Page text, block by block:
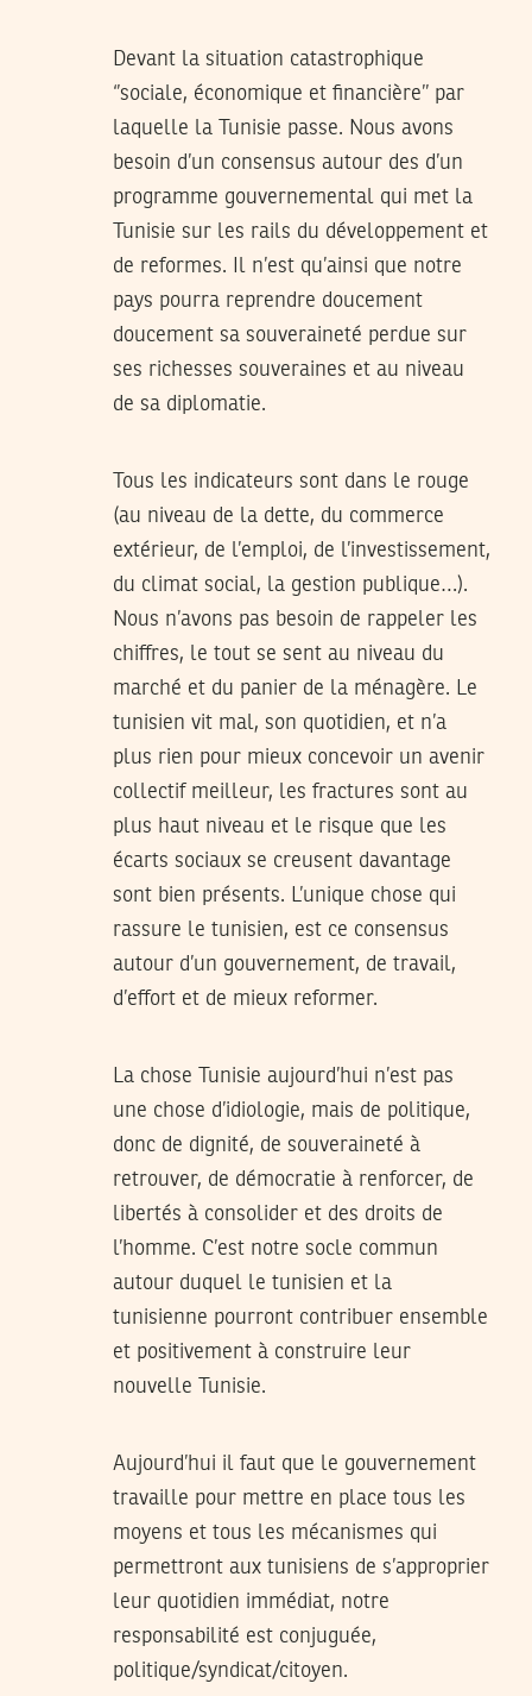
Devant la situation catastrophique
‘’sociale, économique et financière’’ par
laquelle la Tunisie passe. Nous avons
besoin d’un consensus autour des d’un
programme gouvernemental qui met la
Tunisie sur les rails du développement et
de reformes. Il n’est qu’ainsi que notre
pays pourra reprendre doucement
doucement sa souveraineté perdue sur
ses richesses souveraines et au niveau
de sa diplomatie.
Tous les indicateurs sont dans le rouge
(au niveau de la dette, du commerce
extérieur, de l’emploi, de l’investissement,
du climat social, la gestion publique…).
Nous n’avons pas besoin de rappeler les
chiffres, le tout se sent au niveau du
marché et du panier de la ménagère. Le
tunisien vit mal, son quotidien, et n’a
plus rien pour mieux concevoir un avenir
collectif meilleur, les fractures sont au
plus haut niveau et le risque que les
écarts sociaux se creusent davantage
sont bien présents. L’unique chose qui
rassure le tunisien, est ce consensus
autour d’un gouvernement, de travail,
d’effort et de mieux reformer.
La chose Tunisie aujourd’hui n’est pas
une chose d’idiologie, mais de politique,
donc de dignité, de souveraineté à
retrouver, de démocratie à renforcer, de
libertés à consolider et des droits de
l’homme. C’est notre socle commun
autour duquel le tunisien et la
tunisienne pourront contribuer ensemble
et positivement à construire leur
nouvelle Tunisie.
Aujourd’hui il faut que le gouvernement
travaille pour mettre en place tous les
moyens et tous les mécanismes qui
permettront aux tunisiens de s’approprier
leur quotidien immédiat, notre
responsabilité est conjuguée,
politique/syndicat/citoyen.